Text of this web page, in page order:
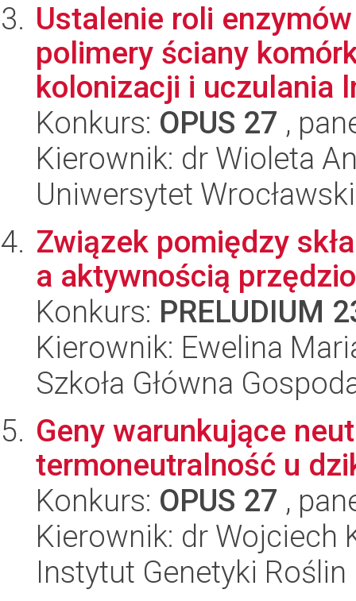
Ustalenie roli
polimery ściany
kolonizacji i uczulania
Konkurs: OPUS 27 ,
Kierownik: dr Wioleta
Uniwersytet Wrocławski
Związek pomiędzy
a aktywnością
Konkurs: PRELUDIUM
Kierownik: Ewelina
Szkoła Główna
Geny warunkujące
termoneutralność u
Konkurs: OPUS 27 ,
Kierownik: dr Wojciech
Instytut Genetyki Roślin